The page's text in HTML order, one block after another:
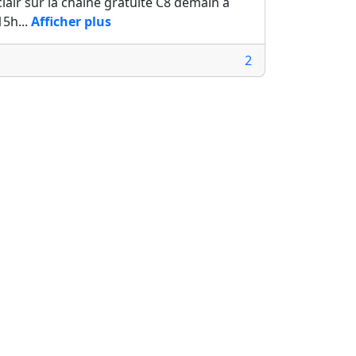
Afficher plus
2